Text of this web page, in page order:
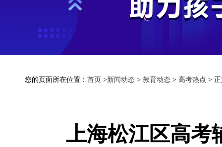
您的页面所在位置： 首页 >新闻动态 > 教育动态 > 高考热点 >
上海松江区高考